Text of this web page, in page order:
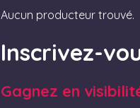
Aucun producteur trouvé.
Inscrivez-
Gagnez en